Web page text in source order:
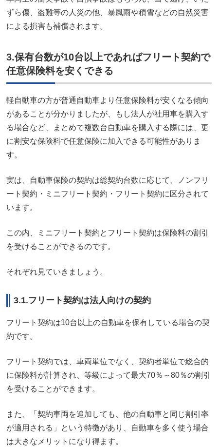
ずら傷、盗難等の人災の他、暴風雨や積雪などの自然災害
による損害も補償されます。
3.保有台数が10台以上であればフリート契約で
任意保険料を安くできる
軽自動車の方が普通自動車より任意保険料が安くなる傾向
があることが分かりましたが、もし法人が社用車を購入す
る場合など、まとめて複数台自動車を購入する際には、更
に割安な保険料で任意保険に加入できる可能性がありま
す。
実は、自動車保険の契約は総契約台数に応じて、ノンフリ
ート契約・ミニフリート契約・フリート契約に区分されて
います。
この内、ミニフリート契約とフリート契約は保険料の割引
を受けることができるのです。
それぞれ見ていきましょう。
3.1.フリート契約は法人向けの契約
フリート契約は10台以上の自動車を保有している場合の契
約です。
フリート契約では、車両単位でなく、契約者単位で総合的
に保険料が計算され、等級によって最大70％～80％の割引
を受けることができます。
また、「契約車両を追加しても、他の自動車と同じ割引率
が適用される」という特徴があり、自動車を多く使う場合
は大きなメリットになり得ます。